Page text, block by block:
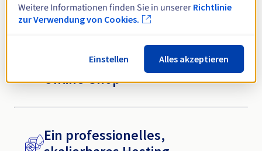
natürliche Suchmaschinenoptimierung Ihrer Websites.
Erstellen Sie einen sicheren
Online-Shop
Ein professionelles,
Weitere Informationen finden Sie in unserer Richtlinie
zur Verwendung von Cookies.
Einstellen Alles akzeptieren